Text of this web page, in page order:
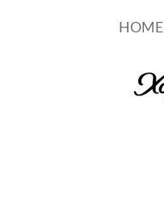
HOME